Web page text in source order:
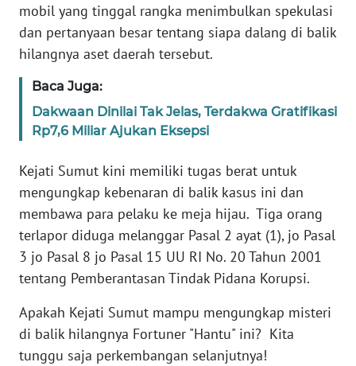
mobil yang tinggal rangka menimbulkan spekulasi
dan pertanyaan besar tentang siapa dalang di balik
hilangnya aset daerah tersebut.
Baca Juga:
Dakwaan Dinilai Tak Jelas, Terdakwa Gratifikasi
Rp7,6 Miliar Ajukan Eksepsi
Kejati Sumut kini memiliki tugas berat untuk
mengungkap kebenaran di balik kasus ini dan
membawa para pelaku ke meja hijau. Tiga orang
terlapor diduga melanggar Pasal 2 ayat (1), jo Pasal
3 jo Pasal 8 jo Pasal 15 UU RI No. 20 Tahun 2001
tentang Pemberantasan Tindak Pidana Korupsi.
Apakah Kejati Sumut mampu mengungkap misteri
di balik hilangnya Fortuner "Hantu" ini? Kita
tunggu saja perkembangan selanjutnya!
WN
SULTENG
SULBAR
WN
WN
SUMBAR
WN
SUMSEL
WN
BENGKULU